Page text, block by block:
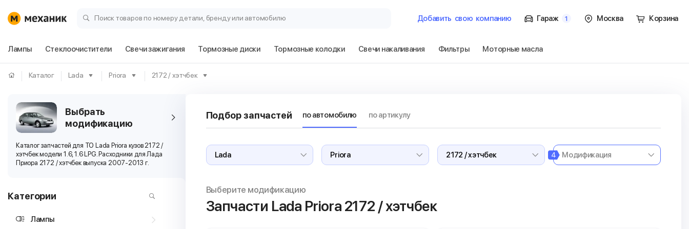
Поиск товаров по номеру детали, бренду или автомобилю Добавить свою компанию Гараж 1
Гараж
Москва Корзина
Лампы Стеклоочистители Свечи зажигания Тормозные диски Тормозные колодки Свечи накаливания Фильтры Моторные масла
Каталог Lada Priora 2172 / хэтчбек
Выбрать
модификацию
Каталог запчастей для ТО Lada Priora кузов 2172 /
хэтчбек модели 1.6, 1.6 LPG. Расходники для Лада
Приора 2172 / хэтчбек выпуска 2007-2013 г.
Категории
Лампы
Подбор запчастей по автомобилю по артикулу
4
Выберите модификацию
Запчасти Lada Priora 2172 / хэтчбек